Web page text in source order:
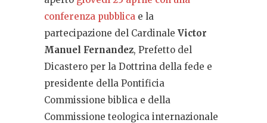
conferenza pubblica e la
partecipazione del Cardinale Victor
Manuel Fernandez, Prefetto del
Dicastero per la Dottrina della fede e
presidente della Pontificia
Commissione biblica e della
Commissione teologica internazionale